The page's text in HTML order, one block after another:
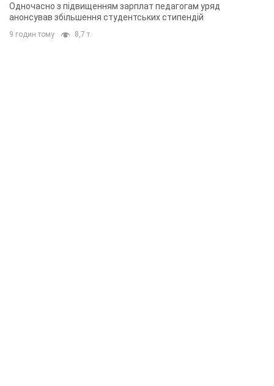
Одночасно з підвищенням зарплат педагогам уряд
анонсував збільшення студентських стипендій
9 годин тому 8,7 т.